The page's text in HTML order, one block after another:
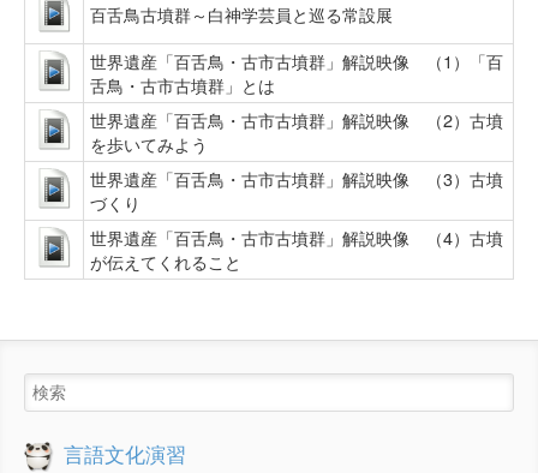
百舌鳥古墳群～白神学芸員と巡る常設展
世界遺産「百舌鳥・古市古墳群」解説映像 （1）「百
舌鳥・古市古墳群」とは
世界遺産「百舌鳥・古市古墳群」解説映像 （2）古墳
を歩いてみよう
世界遺産「百舌鳥・古市古墳群」解説映像 （3）古墳
づくり
世界遺産「百舌鳥・古市古墳群」解説映像 （4）古墳
が伝えてくれること
言語文化演習